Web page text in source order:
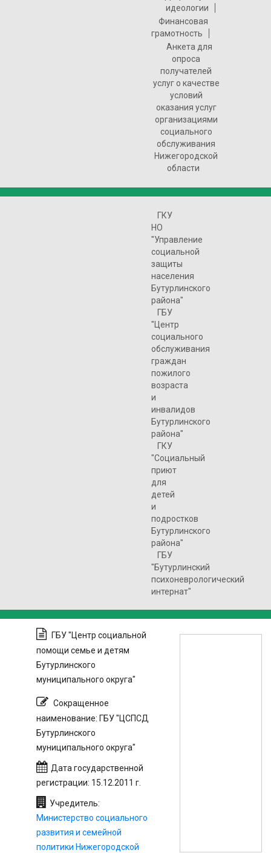
идеологии
Финансовая
грамотность
Анкета для
опроса
получателей
услуг о качестве
условий
оказания услуг
организациями
социального
обслуживания
Нижегородской
области
ГКУ
НО
"Управление
социальной
защиты
населения
Бутурлинского
района"
ГБУ
"Центр
социального
обслуживания
граждан
пожилого
возраста
и
инвалидов
Бутурлинского
района"
ГКУ
"Социальный
приют
для
детей
и
подростков
Бутурлинского
района"
ГБУ
"Бутурлинский
психоневрологический
интернат"
ГБУ "Центр социальной
помощи семье и детям
Бутурлинского
муниципального округа"
Сокращенное
наименование: ГБУ "ЦСПСД
Бутурлинского
муниципального округа"
Дата государственной
регистрации: 15.12.2011 г.
Учредитель:
Министерство социального
развития и семейной
политики Нижегородской